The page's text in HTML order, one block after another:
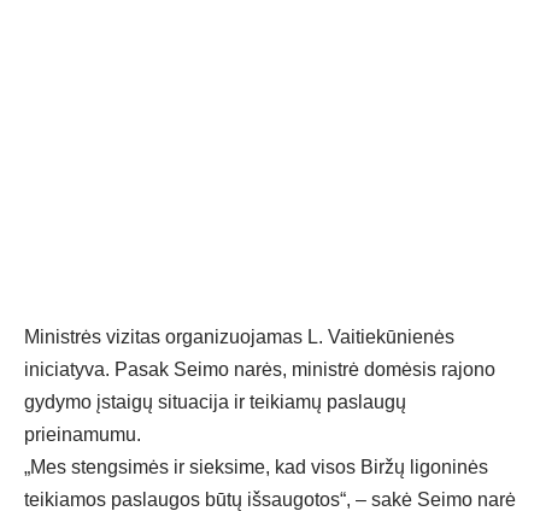
Ministrės vizitas organizuojamas L. Vaitiekūnienės
iniciatyva. Pasak Seimo narės, ministrė domėsis rajono
gydymo įstaigų situacija ir teikiamų paslaugų
prieinamumu.
„Mes stengsimės ir sieksime, kad visos Biržų ligoninės
teikiamos paslaugos būtų išsaugotos“, – sakė Seimo narė